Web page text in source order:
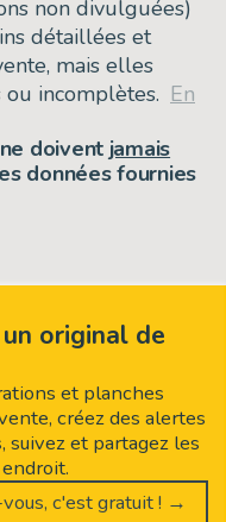
non divulguées)
détaillées et
mais elles
incomplètes. En
doivent jamais
données fournies
original de
et planches
créez des alertes
suivez et partagez les
c'est gratuit ! →